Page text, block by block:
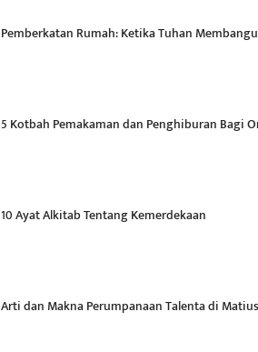
Pemberkatan Rumah: Ketika Tuhan
5 Kotbah Pemakaman dan Penghiburan Bagi
10 Ayat Alkitab Tentang Kemerdekaan
Arti dan Makna Perumpanaan Talenta di Matius